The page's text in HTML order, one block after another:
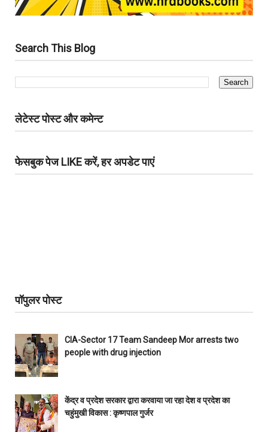
Search This Blog
लेटेस्ट पोस्ट और कमेन्ट
फेसबुक पेज LIKE करें, हर अपडेट पाएं
पॉपुलर पोस्ट
CIA-Sector 17 Team Sandeep Mor arrests two
people with drug injection
केंद्र व प्रदेश सरकार द्वारा करवाया जा रहा देश व प्रदेश का
चहुंमुखी विकास : कृष्णपाल गुर्जर